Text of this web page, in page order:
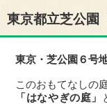
東京都立芝公園
東京・芝公園６号
このおもてなしの
「はなやぎの庭」